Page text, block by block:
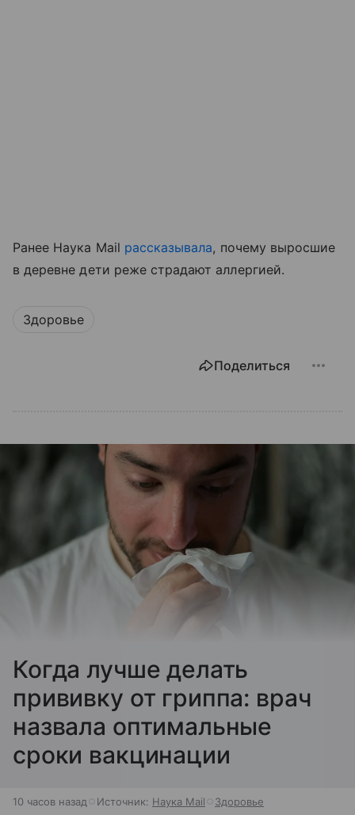
Ранее Наука Mail рассказывала, почему выросшие
в деревне дети реже страдают аллергией.
Здоровье
Поделиться
Когда лучше делать
прививку от гриппа: врач
назвала оптимальные
сроки вакцинации
10 часов назад Источник: Наука Mail Здоровье